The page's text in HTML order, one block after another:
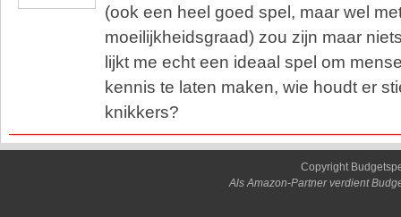
(ook een heel goed spel, maar wel
moeilijkheidsgraad) zou zijn maar
lijkt me echt een ideaal spel om
kennis te laten maken, wie houdt er
knikkers?
Copyright
Als Amazon-Partner verdient